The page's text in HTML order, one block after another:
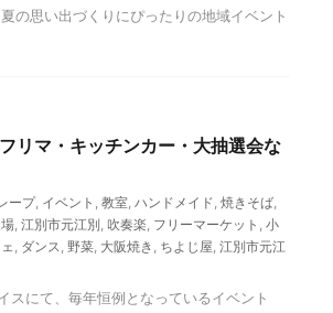
の思い出づくりにぴったりの地域イベント
リマ・キッチンカー・大抽選会な
ープ, イベント , 教室, ハンドメイド, 焼きそば,
, 江別市元江別, 吹奏楽, フリーマーケット , 小
, ダンス, 野菜, 大阪焼き , ちよじ屋, 江別市元江
スにて、毎年恒例となっているイベント